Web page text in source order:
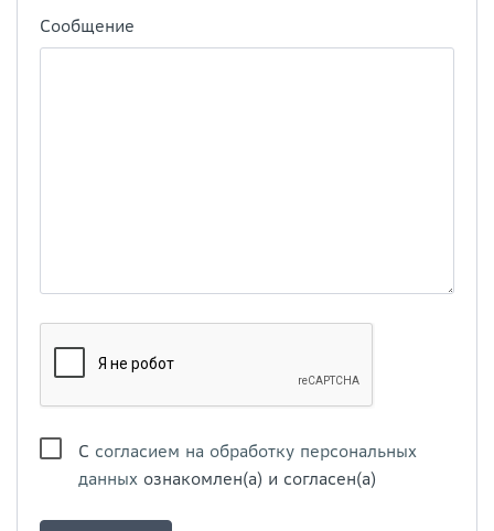
Сообщение
С согласием на обработку персональных
данных ознакомлен(а) и согласен(а)